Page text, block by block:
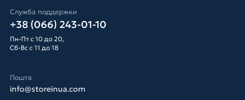
Служба поддержки
+38 (066) 243-01-10
Пн-Пт с 10 до 20,
Сб-Вс с 11 до 18
Пошта
info@storeinua.com